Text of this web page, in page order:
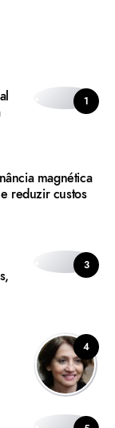
1
magnética
reduzir custos
3
4